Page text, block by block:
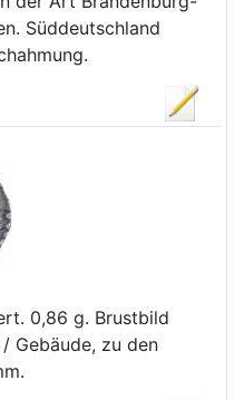
Süddeutschland
0,86 g. Brustbild
Gebäude, zu den